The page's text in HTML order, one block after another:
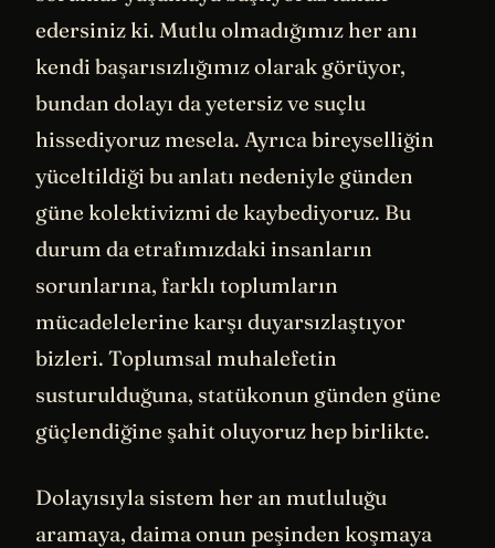
edersiniz ki. Mutlu olmadığımız her anı
kendi başarısızlığımız olarak görüyor,
bundan dolayı da yetersiz ve suçlu
hissediyoruz mesela. Ayrıca bireyselliğin
yüceltildiği bu anlatı nedeniyle günden
güne kolektivizmi de kaybediyoruz. Bu
durum da etrafımızdaki insanların
sorunlarına, farklı toplumların
mücadelelerine karşı duyarsızlaştıyor
bizleri. Toplumsal muhalefetin
susturulduğuna, statükonun günden güne
güçlendiğine şahit oluyoruz hep birlikte.
Dolayısıyla sistem her an mutluluğu
aramaya, daima onun peşinden koşmaya